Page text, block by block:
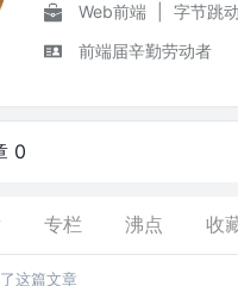
Web前端
字节跳动
前端届辛勤劳动者
0
专栏 沸点 收
这篇文章